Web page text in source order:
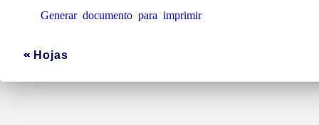
Generar documento para imprimir
Hojas